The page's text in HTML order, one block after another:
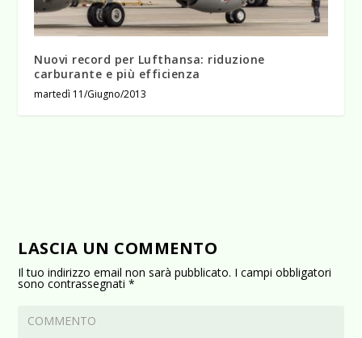
Nuovi record per Lufthansa: riduzione
carburante e più efficienza
martedì 11/Giugno/2013
LASCIA UN COMMENTO
Il tuo indirizzo email non sarà pubblicato. I campi obbligatori
sono contrassegnati*